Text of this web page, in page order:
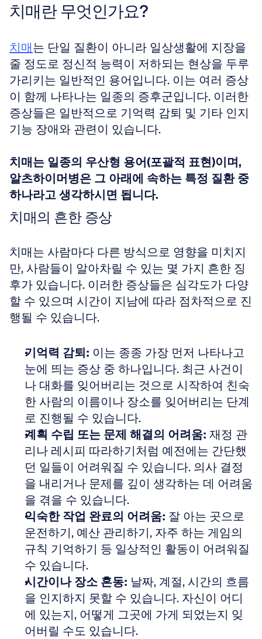
치매란 무엇인가요?
치매는 단일 질환이 아니라 일상생활에 지장을
줄 정도로 정신적 능력이 저하되는 현상을 두루
가리키는 일반적인 용어입니다. 이는 여러 증상
이 함께 나타나는 일종의 증후군입니다. 이러한
증상들은 일반적으로 기억력 감퇴 및 기타 인지
기능 장애와 관련이 있습니다.
치매는 일종의 우산형 용어(포괄적 표현)이며,
알츠하이머병은 그 아래에 속하는 특정 질환 중
하나라고 생각하시면 됩니다.
치매의 흔한 증상
치매는 사람마다 다른 방식으로 영향을 미치지
만, 사람들이 알아차릴 수 있는 몇 가지 흔한 징
후가 있습니다. 이러한 증상들은 심각도가 다양
할 수 있으며 시간이 지남에 따라 점차적으로 진
행될 수 있습니다.
기억력 감퇴: 이는 종종 가장 먼저 나타나고
눈에 띄는 증상 중 하나입니다. 최근 사건이
나 대화를 잊어버리는 것으로 시작하여 친숙
한 사람의 이름이나 장소를 잊어버리는 단계
로 진행될 수 있습니다.
계획 수립 또는 문제 해결의 어려움: 재정 관
리나 레시피 따라하기처럼 예전에는 간단했
던 일들이 어려워질 수 있습니다. 의사 결정
을 내리거나 문제를 깊이 생각하는 데 어려움
을 겪을 수 있습니다.
익숙한 작업 완료의 어려움: 잘 아는 곳으로
운전하기, 예산 관리하기, 자주 하는 게임의
규칙 기억하기 등 일상적인 활동이 어려워질
수 있습니다.
시간이나 장소 혼동: 날짜, 계절, 시간의 흐름
을 인지하지 못할 수 있습니다. 자신이 어디
에 있는지, 어떻게 그곳에 가게 되었는지 잊
어버릴 수도 있습니다.